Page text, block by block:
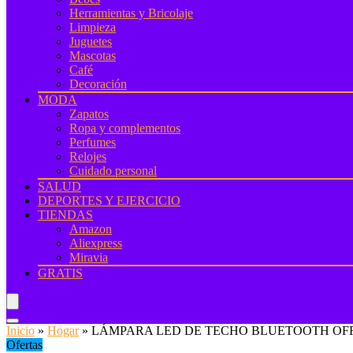
Herramientas y Bricolaje
Limpieza
Juguetes
Mascotas
Café
Decoración
MODA
Zapatos
Ropa y complementos
Perfumes
Relojes
Cuidado personal
SALUD
DEPORTES Y EJERCICIO
TIENDAS
Amazon
Aliexpress
Miravia
GRATIS
Inicio » Hogar» LÁMPARA LED DE TECHO BLUETOOTH
Ofertas